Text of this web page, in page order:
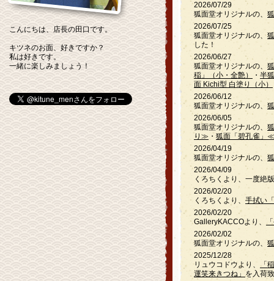
2026/07/29
狐面堂オリジナルの、
2026/07/25
狐面堂オリジナルの、
した！
2026/06/27
狐面堂オリジナルの、
稲」（小・全艶）
・ 半
面 Kichi型 白塗り（小）
2026/06/12
狐面堂オリジナルの、
2026/06/05
狐面堂オリジナルの、
り≫ ・ 狐面「碧孔雀」
2026/04/19
狐面堂オリジナルの、
2026/04/09
くろちくより、一度絶
2026/02/20
くろちくより、 手拭い
2026/02/20
GalleryKACCOより、
2026/02/02
狐面堂オリジナルの、
2025/12/28
リュウコドウより、 「
運笑来きつね」 を入荷
こんにちは、店長の田口です。
キツネのお面、好きですか？
私は好きです。
一緒に楽しみましょう！